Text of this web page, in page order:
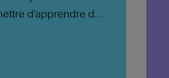
d’apprendre de